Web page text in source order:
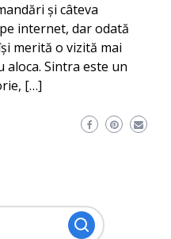
și câteva
internet, dar odată
merită o vizită mai
aloca. Sintra este un
[…]